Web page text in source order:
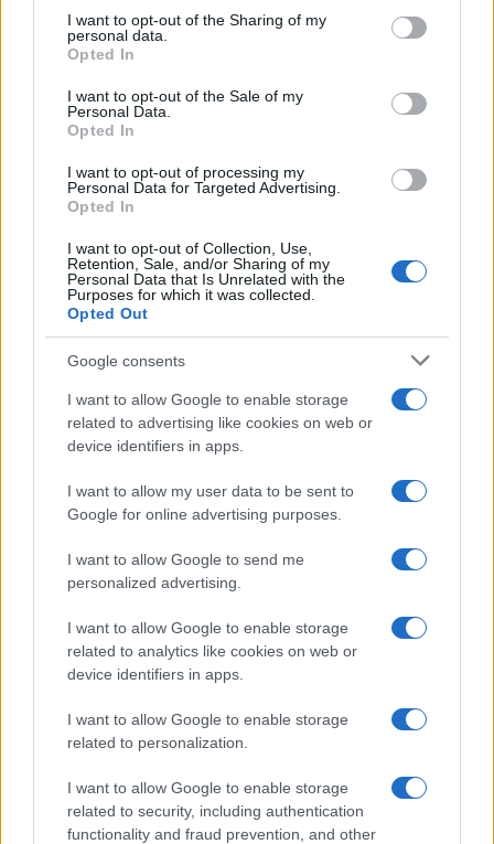
not limited to your visit or usage behaviour. You may click to
grant or deny consent to Google and its third-party tags to
use your data for below specified purposes in below Google
consent section.
I want to opt-out of the Sharing of my
personal data.
Opted In
I want to opt-out of the Sale of my
Personal Data.
Opted In
I want to opt-out of processing my
Personal Data for Targeted Advertising.
Opted In
I want to opt-out of Collection, Use,
Retention, Sale, and/or Sharing of my
Personal Data that Is Unrelated with the
Purposes for which it was collected.
Opted Out
Google consents
I want to allow Google to enable storage
related to advertising like cookies on web or
device identifiers in apps.
I want to allow my user data to be sent to
Google for online advertising purposes.
I want to allow Google to send me
personalized advertising.
I want to allow Google to enable storage
related to analytics like cookies on web or
device identifiers in apps.
I want to allow Google to enable storage
related to personalization.
I want to allow Google to enable storage
related to security, including authentication
functionality and fraud prevention, and other
Εδω υποτιθεται οτι ειστε Εδικος Τυπος…
Reply
karpat(@karpat)
Οι πύραυλοι συνήθως εκρήγνυνται στις πρώτες δοκιμές. Και της
δοκιμή σύντομα· και η Τουρκία θα γίνει κι αυτή μέρος αυτής της
εντυπωσιακής ιστορίας.
Reply
fga(@fga)
Active Member
29 Μαΐου 2026 18:05
Reply